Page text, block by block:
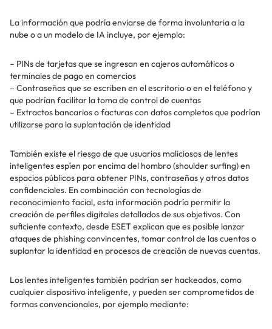
La información que podría enviarse de forma involuntaria a la
nube o a un modelo de IA incluye, por ejemplo:
– PINs de tarjetas que se ingresan en cajeros automáticos o
terminales de pago en comercios
– Contraseñas que se escriben en el escritorio o en el teléfono y
que podrían facilitar la toma de control de cuentas
– Extractos bancarios o facturas con datos completos que podrían
utilizarse para la suplantación de identidad
También existe el riesgo de que usuarios maliciosos de lentes
inteligentes espíen por encima del hombro (shoulder surfing) en
espacios públicos para obtener PINs, contraseñas y otros datos
confidenciales. En combinación con tecnologías de
reconocimiento facial, esta información podría permitir la
creación de perfiles digitales detallados de sus objetivos. Con
suficiente contexto, desde ESET explican que es posible lanzar
ataques de phishing convincentes, tomar control de las cuentas o
suplantar la identidad en procesos de creación de nuevas cuentas.
Los lentes inteligentes también podrían ser hackeados, como
cualquier dispositivo inteligente, y pueden ser comprometidos de
formas convencionales, por ejemplo mediante: